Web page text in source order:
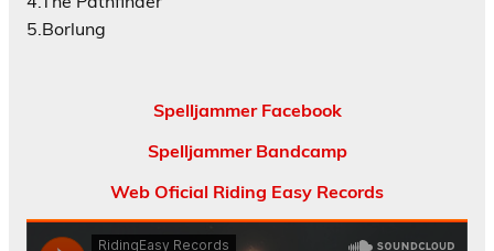
5.Borlung
Spelljammer Facebook
Spelljammer Bandcamp
Web Oficial Riding Easy Records